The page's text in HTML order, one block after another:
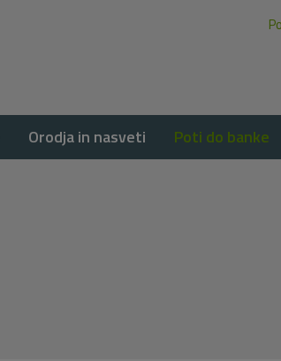
Orodja in nasveti Poti do banke